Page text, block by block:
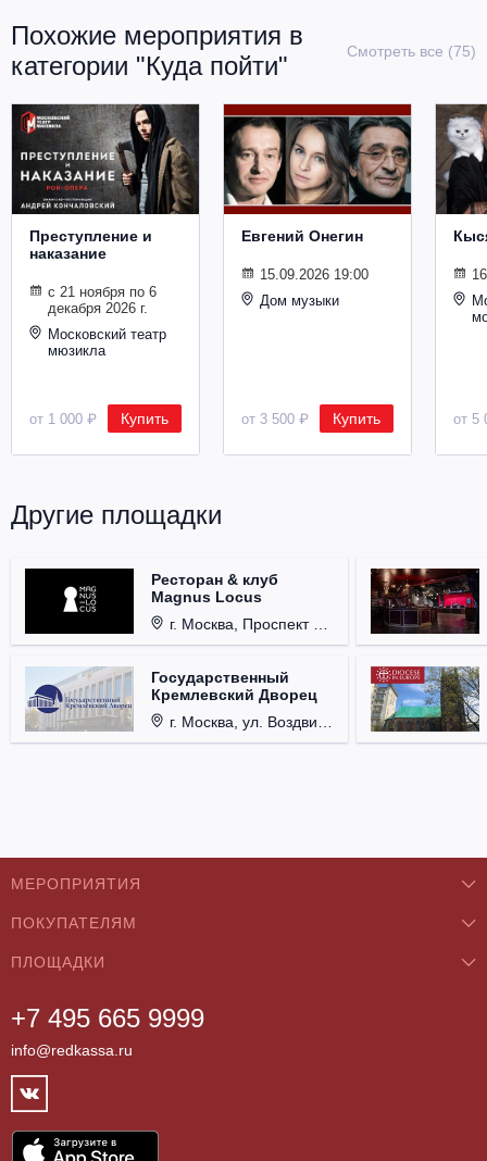
Похожие мероприятия в
категории "Куда пойти"
Смотреть все (75)
Преступление и
наказание
с 21 ноября по 6
декабря 2026 г.
Московский театр
мюзикла
от 1 000 ₽ Купить
Евгений Онегин
15.09.2026 19:00
Дом музыки
от 3 500 ₽ Купить от 5
Другие площадки
Ресторан & клуб
Magnus Locus
г. Москва, Проспект Мира, д. 12, стр. 9.
Государственный
Кремлевский Дворец
г. Москва, ул. Воздвиженка, д. 1, Кремль.
+7 495 665 9999
info@redkassa.ru
МЕРОПРИЯТИЯ
Концерты
Классика
Театры
Фестивали
Спорт
Цирк
ПОКУПАТЕЛЯМ
О нас
Как купить
Возврат билетов
Контакты
Партнёры
ПЛОЩАДКИ
Бар/Ресторан/Кафе
Клуб
Концертный зал
Театр